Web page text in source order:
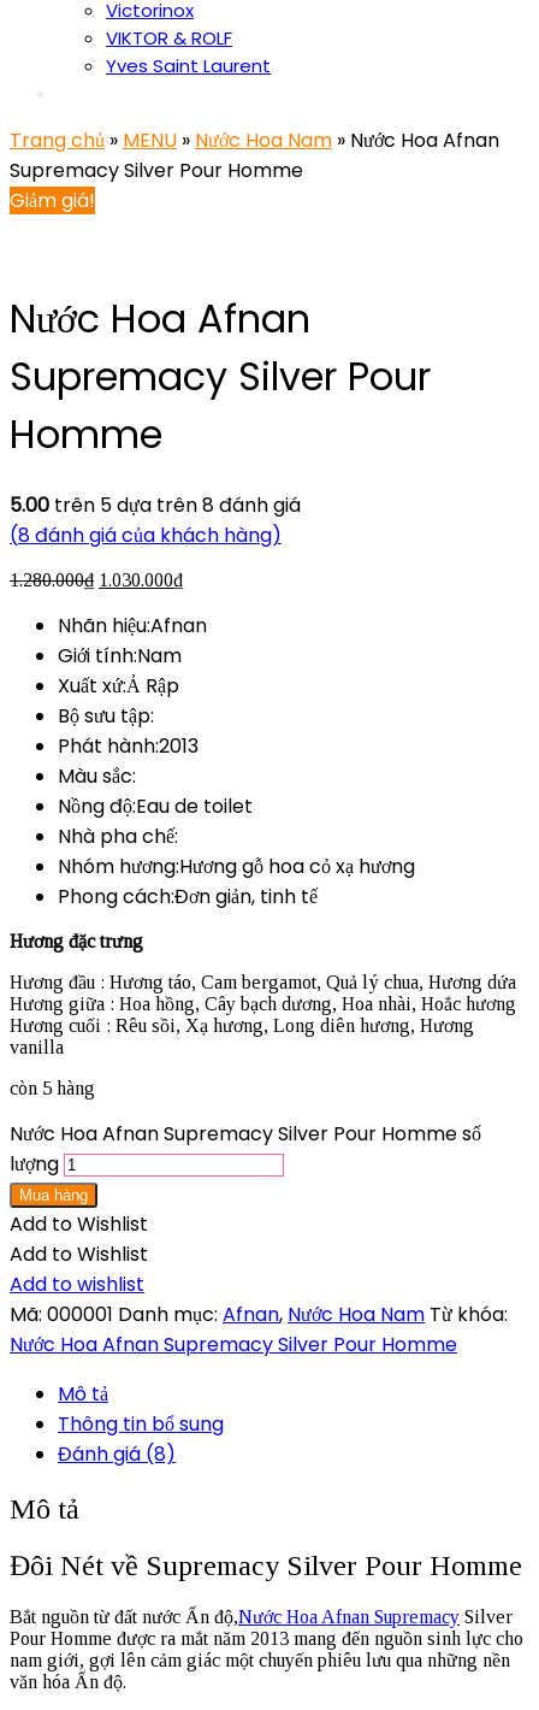
Victorinox
VIKTOR & ROLF
Yves Saint Laurent
Trang chủ » MENU » Nước Hoa Nam » Nước Hoa Afnan
Supremacy Silver Pour Homme
Giảm giá!
Nước Hoa Afnan
Supremacy Silver Pour
Homme
5.00 trên 5 dựa trên8đánh giá
(8đánh giá của khách hàng)
1.280.000₫ 1.030.000₫
Nhãn hiệu:Afnan
Giới tính:Nam
Xuất xứ:Ả Rập
Bộ sưu tập:
Phát hành:2013
Màu sắc:
Nồng độ:Eau de toilet
Nhà pha chế:
Nhóm hương:Hương gỗ hoa cỏ xạ hương
Phong cách:Đơn giản, tinh tế
Hương đặc trưng
Hương đầu : Hương táo, Cam bergamot, Quả lý chua, Hương dứa
Hương giữa : Hoa hồng, Cây bạch dương, Hoa nhài, Hoắc hương
Hương cuối : Rêu sồi, Xạ hương, Long diên hương, Hương
vanilla
còn 5 hàng
Nước Hoa Afnan Supremacy Silver Pour Homme số
lượng
Mua hàng
Add to Wishlist
Add to Wishlist
Add to wishlist
Mã: 000001 Danh mục: Afnan, Nước Hoa Nam Từ khóa:
Nước Hoa Afnan Supremacy Silver Pour Homme
Mô tả
Thông tin bổ sung
Đánh giá (8)
Mô tả
Đôi Nét về Supremacy Silver Pour Homme
Bắt nguồn từ đất nước Ấn độ,Nước Hoa Afnan Supremacy Silver
Pour Homme được ra mắt năm 2013 mang đến nguồn sinh lực cho
nam giới, gợi lên cảm giác một chuyến phiêu lưu qua những nền
văn hóa Ấn độ.